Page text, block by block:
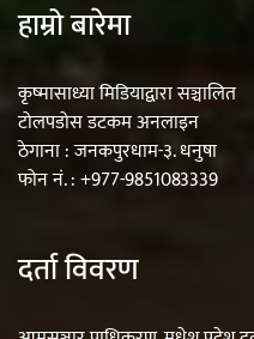
हाम्रो बारेमा
कृष्मासाध्या मिडियाद्वारा सञ्चालित
टोलपडोस डटकम अनलाइन
ठेगाना : जनकपुरधाम-३. धनुषा
फोन नं. : +977-9851083339
दर्ता विवरण